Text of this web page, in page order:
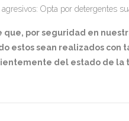
Opta por detergentes
que, por seguridad en
estos sean realizados
del estado de la